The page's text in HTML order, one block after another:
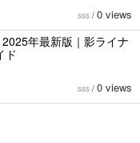
sss / 0 views
年最新版｜影ライナ
ド
sss / 0 views